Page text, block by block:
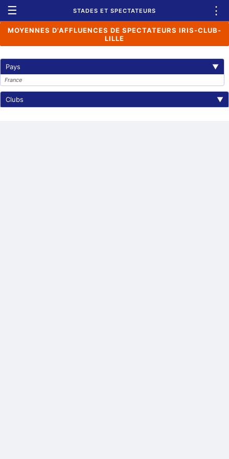
☰ STADES ET SPECTATEURS ⋮
MOYENNES D'AFFLUENCES DE SPECTATEURS IRIS-CLUB-
LILLE
Pays ▼
France
Clubs ▼